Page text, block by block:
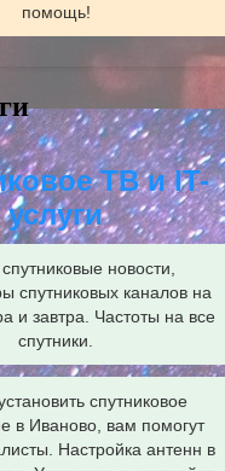
помощь!
ТВ и IT-
услуги
новости,
спутниковых каналов на
и завтра. Частоты на все
спутники.
спутниковое
в Иваново, вам помогут
Настройка антенн в